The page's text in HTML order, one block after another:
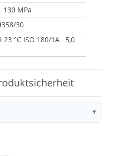
MPa
30
°C ISO 180/1A 5,0